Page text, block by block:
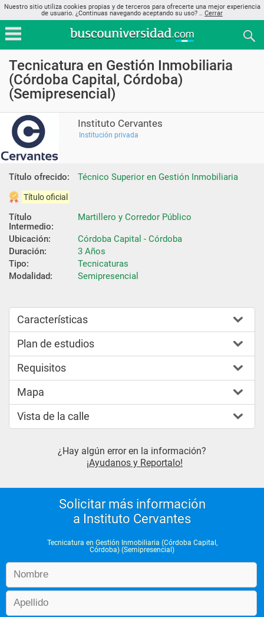
Nuestro sitio utiliza cookies propias y de terceros para ofrecerte una mejor experiencia
de usuario. ¿Continuas navegando aceptando su uso? .. Cerrar
Tecnicatura en Gestión Inmobiliaria
(Córdoba Capital, Córdoba)
(Semipresencial)
Instituto Cervantes
Institución privada
Título ofrecido: Técnico Superior en Gestión Inmobiliaria
Título oficial
Título
Intermedio:
Martillero y Corredor Público
Ubicación:
Córdoba Capital - Córdoba
Duración:
3 Años
Tipo:
Tecnicaturas
Modalidad:
Semipresencial
Características
Plan de estudios
Requisitos
Mapa
Vista de la calle
¿Hay algún error en la información?
¡Ayudanos y Reportalo!
Solicitar más información
a Instituto Cervantes
Tecnicatura en Gestión Inmobiliaria (Córdoba Capital,
Córdoba) (Semipresencial)